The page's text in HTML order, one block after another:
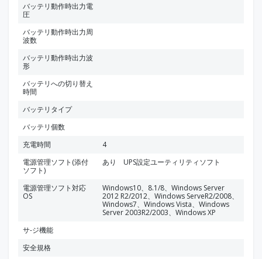
バッテリ動作時出力電
圧
バッテリ動作時出力周
波数
バッテリ動作時出力波
形
バッテリへの切り替え
時間
バッテリタイプ
バッテリ個数
充電時間
4
電源管理ソフト(添付
ソフト)
あり UPS設定ユーティリティソフト
電源管理ソフト対応
OS
Windows10、8.1/8、Windows Server
2012 R2/2012、Windows ServeR2/2008、
Windows7、Windows Vista、Windows
Server 2003R2/2003、Windows XP
サ-ジ機能
安全規格